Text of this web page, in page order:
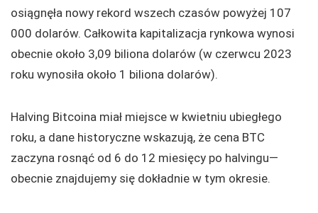
osiągnęła nowy rekord wszech czasów powyżej 107
000 dolarów. Całkowita kapitalizacja rynkowa wynosi
obecnie około 3,09 biliona dolarów (w czerwcu 2023
roku wynosiła około 1 biliona dolarów).
Halving Bitcoina miał miejsce w kwietniu ubiegłego
roku, a dane historyczne wskazują, że cena BTC
zaczyna rosnąć od 6 do 12 miesięcy po halvingu—
obecnie znajdujemy się dokładnie w tym okresie.